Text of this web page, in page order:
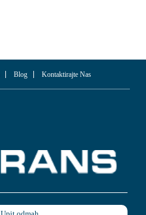
Blog Kontaktirajte Nas